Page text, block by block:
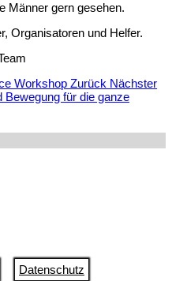
Männer gern gesehen.
Organisatoren und Helfer.
Workshop Zurück Nächster
Bewegung für die ganze
Datenschutz